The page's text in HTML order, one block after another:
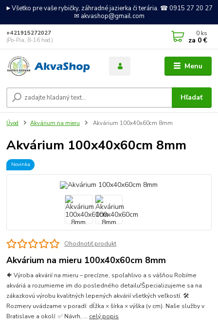
►Všetko pre vaše rybičky, záhradné jazierka či terária. ☎ 0915 27 20 27
✉ akvashop@gmail.com
Menu
Hľadať
+421915272027
(Po-Pia, 8-16 hod.)
0 ks
za 0 €
Úvod Akvárium na mieru Akvárium 100x40x60cm 8mm
Akvárium 100x40x60cm 8mm
Novinka
Ohodnotiť produkt
Akvárium na mieru 100x40x60cm 8mm
🐠 Výroba akvárií na mieru – precízne, spoľahlivo a s vášňou Robíme
akváriá a rozumieme im do posledného detailu!Špecializujeme sa na
zákazkovú výrobu kvalitných lepených akvárií všetkých veľkostí. 🛠
Rozmery uvádzame v poradí: dĺžka × šírka × výška (v cm). Naše služby v
Bratislave a okolí: ✅ Návrh, ... celý popis